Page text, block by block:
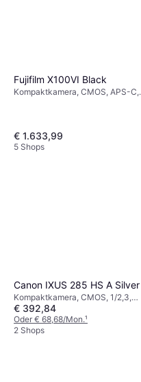
Fujifilm X100VI Black
Kompaktkamera, CMOS, APS-C,
€ 1.633,99
5 Shops
Canon IXUS 285 HS A Silver
Kompaktkamera, CMOS, 1/2,3,
20.2 MP, Sequenzaufnahme, 147g
€ 392,84
Oder € 68,68/Mon.¹
2 Shops